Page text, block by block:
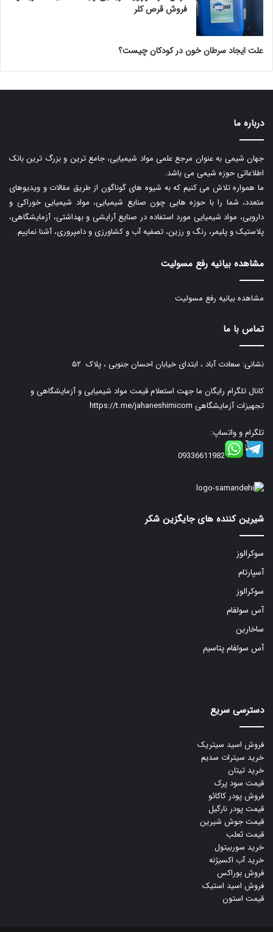
فروش قرص کلر
علت ایجاد سرطان خون در کودکان چیست؟
درباره ما
جهان شیمی به عنوان مرجع علمی مواد شیمیایی، جامع ترین و بزرگ ترین بانک
اطلاعاتی حوزه شیمی می باشد.
ما همواره تلاش می کنیم که به شیوه های گوناگون از طریق مقالات و ویدیوهای
متعدد، شما را با حوزه هایی چون صنایع شیمیایی، مواد شیمیایی خوراکی و
دارویی، مواد شیمیایی مورد استفاده در صنایع آرایشی و بهداشتی، آزمایشگاهی،
پلاستیک و پلیمر، رنگ و رزین، تصفیه آب و کشاورزی و دامپروری، آشنا نماییم.
مشاهده بیانیه رفع مسولیت
مشاهده بیانیه رفع مسولیت
تماس با ما
نشانی: سعادت آباد ، ابتدای خیابان احسان جنوبی ، پلاک ۵۲
کانال تلگرام رایگان ما جهت استعلام قیمت مواد شیمیایی و آزمایشگاهی و
تجهیزات آزمایشگاهی https://t.me/jahaneshimicom
تلگرام و واتساپ:
09336611982
شیرین کننده های جایگزین شکر
سوکرالوز
آسپارتام
سوکرالوز
آس سولفام
ساخارین
آس سولفام پتاسیم
دسترسی سریع
فروش اسید سیتریک
خرید سیترات سدیم
خرید تیتان
قیمت سود پرک
فروش پودر کاکائو
قیمت پودر نارگیل
قیمت جوش شیرین
قیمت ثعلب
خرید سوربیتول
خرید آب اکسیژنه
فروش بوراکس
فروش اسید استیک
قیمت استون